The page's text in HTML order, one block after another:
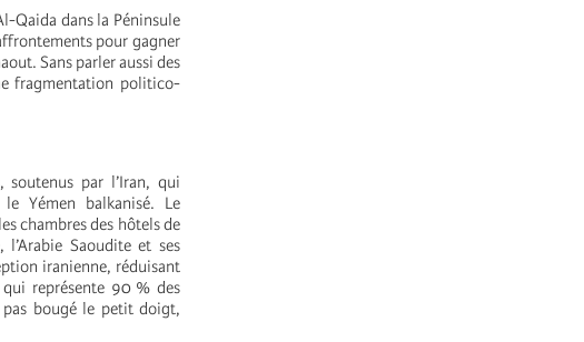
Qaida dans la Péninsule
pour gagner
Sans parler aussi des
fragmentation politico-
soutenus par l’Iran, qui
Yémen balkanisé. Le
chambres des hôtels de
Saoudite et ses
iranienne, réduisant
représente 90 % des
pas bougé le petit doigt,